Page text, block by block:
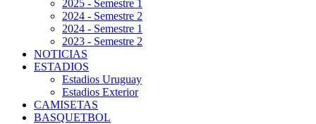
2025 - Semestre 1
2024 - Semestre 2
2024 - Semestre 1
2023 - Semestre 2
NOTICIAS
ESTADIOS
Estadios Uruguay
Estadios Exterior
CAMISETAS
BASQUETBOL